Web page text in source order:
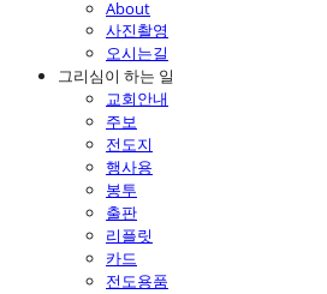
About
사진촬영
오시는길
그리심이 하는 일
교회안내
주보
전도지
행사용
봉투
출판
리플릿
카드
전도용품